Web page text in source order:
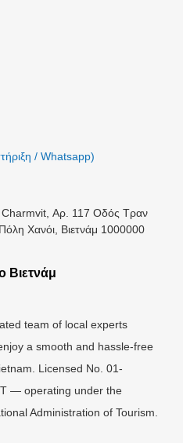
/ Whatsapp)
Charmvit, Αρ. 117 Οδός Τραν
Χανόι, Βιετνάμ 1000000
Βιετνάμ
team of local experts
a smooth and hassle-free
Licensed No. 01-
— operating under the
Administration of Tourism.